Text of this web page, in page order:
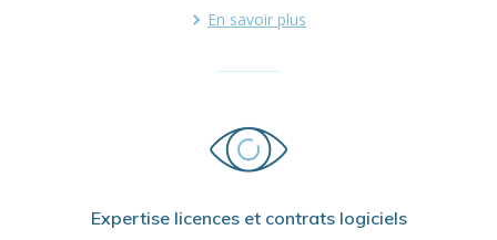
En savoir plus
Expertise licences et contrats logiciels